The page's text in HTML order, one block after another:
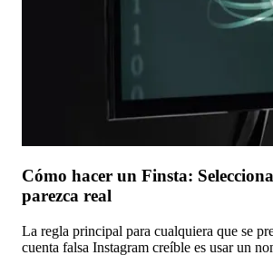
Cómo hacer un Finsta:
parezca real
La regla principal para cualquiera que se
cuenta falsa Instagram creíble es usar un